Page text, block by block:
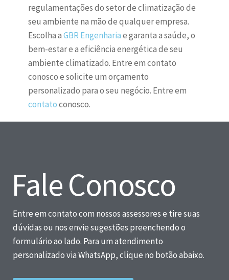
regulamentações do setor de climatização de
seu ambiente na mão de qualquer empresa.
Escolha aGBR Engenhariae garanta a saúde, o
bem-estar e a eficiência energética de seu
ambiente climatizado. Entre em contato
conosco e solicite um orçamento
personalizado para o seu negócio. Entre em
contatoconosco.
Fale Conosco
Entre em contato com nossos assessores e tire suas
dúvidas ou nos envie sugestões preenchendo o
formulário ao lado. Para um atendimento
personalizado via WhatsApp, clique no botão abaixo.